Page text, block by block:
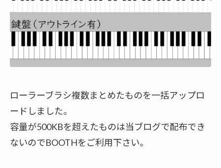
ローラーブラシ複数まとめたものを一括アップロ
ードしました。
容量が500KBを超えたものは当ブログで配布でき
ないのでBOOTHをご利用下さい。